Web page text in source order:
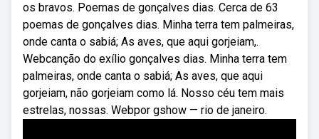
os bravos. Poemas de gonçalves dias. Cerca de 63
poemas de gonçalves dias. Minha terra tem palmeiras,
onde canta o sabiá; As aves, que aqui gorjeiam,.
Webcanção do exílio gonçalves dias. Minha terra tem
palmeiras, onde canta o sabiá; As aves, que aqui
gorjeiam, não gorjeiam como lá. Nosso céu tem mais
estrelas, nossas. Webpor gshow — rio de janeiro.